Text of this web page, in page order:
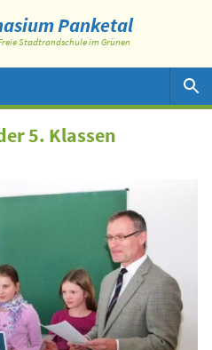
Panketal
Stadtrandschule im Grünen
5. Klassen